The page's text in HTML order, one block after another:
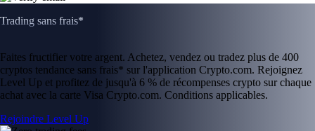
Trading sans frais*
Faites fructifier votre argent. Achetez, vendez ou tradez plus de 400
cryptos tendance sans frais* sur l'application Crypto.com. Rejoignez
Level Up et profitez de jusqu'à 6 % de récompenses crypto sur chaque
achat avec la carte Visa Crypto.com. Conditions applicables.
Rejoindre Level Up